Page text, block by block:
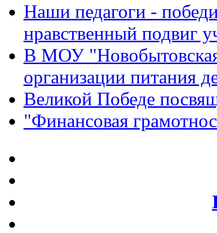
Наши педагоги -
нравственный подвиг
В МОУ
организации питания
Великой Победе
"Финансовая